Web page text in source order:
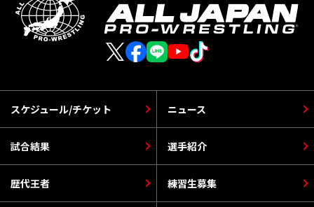
スケジュール/チケット
選手紹介
ニュース
歴代王者
試合結果
練習生募集